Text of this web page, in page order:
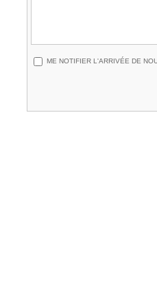
ME NOTIFIER L'ARRIVÉE DE